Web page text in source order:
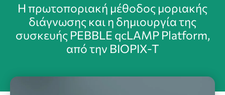
Η πρωτοποριακή μέθοδος μοριακής
διάγνωσης και η δημιουργία της
συσκευής PEBBLE qcLAMP Platform,
από την BIOPIX-T